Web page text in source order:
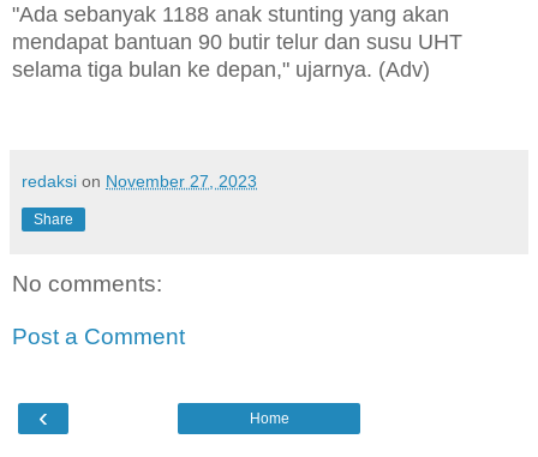
"Ada sebanyak 1188 anak stunting yang akan
mendapat bantuan 90 butir telur dan susu UHT
selama tiga bulan ke depan," ujarnya. (Adv)
redaksi on November 27, 2023
Share
No comments:
Post a Comment
‹ Home